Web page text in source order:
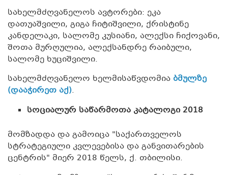
სახელმძღვანელოს ავტორები: ეკა
დათუაშვილი, გიგა ჩიტიშვილი, ქრისტინე
კანდელაკი, სალომე კუსიანი, ალექსი ჩიქოვანი,
შოთა მურღულია, ალექსანდრე რაიბული,
სალომე ხუციშვილი.
სახელმძღვანელო ხელმისაწვდომია ბმულზე
(დააჭირეთ აქ).
სოციალურ საწარმოთა კატალოგი 2018
მომზადდა და გამოიცა "საქართველოს
სტრატეგიული კვლევებისა და განვითარების
ცენტრის" მიერ 2018 წელს, ქ. თბილისი.